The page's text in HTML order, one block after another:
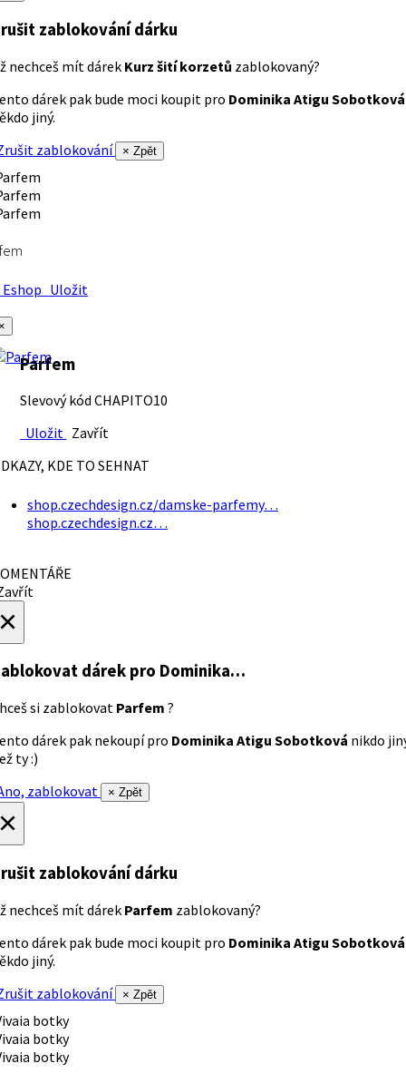
zablokování dárku
nechceš mít dárek Kurz šití korzetů zablokovaný?
dárek pak bude moci koupit pro Dominika Atigu Sobotková
jiný.
zablokování
× Zpět
Uložit
Parfem
Slevový kód CHAPITO10
Uložit Zavřít
KDE TO SEHNAT
shop.czechdesign.cz/damske-parfemy…
shop.czechdesign.cz…
dárek pro Dominika…
si zablokovat Parfem ?
dárek pak nekoupí pro Dominika Atigu Sobotková nikdo
ty :)
zablokovat
× Zpět
zablokování dárku
nechceš mít dárek Parfem zablokovaný?
dárek pak bude moci koupit pro Dominika Atigu Sobotková
jiný.
zablokování
× Zpět